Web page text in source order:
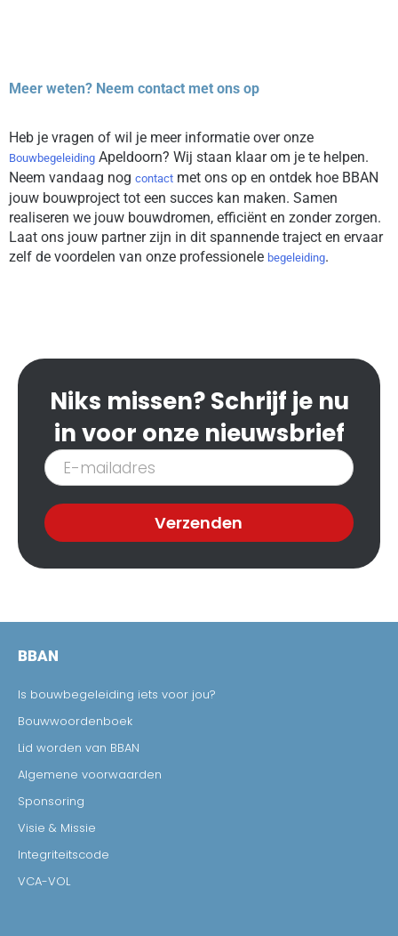
Meer weten? Neem contact met ons op
Heb je vragen of wil je meer informatie over onze
Bouwbegeleiding Apeldoorn? Wij staan klaar om je te helpen.
Neem vandaag nog contact met ons op en ontdek hoe BBAN
jouw bouwproject tot een succes kan maken. Samen
realiseren we jouw bouwdromen, efficiënt en zonder zorgen.
Laat ons jouw partner zijn in dit spannende traject en ervaar
zelf de voordelen van onze professionele begeleiding.
Niks missen? Schrijf je nu
in voor onze nieuwsbrief
Inschrijven
nieuwsbrief
Verzenden
BBAN
Is bouwbegeleiding iets voor jou?
Bouwwoordenboek
Lid worden van BBAN
Algemene voorwaarden
Sponsoring
Visie & Missie
Integriteitscode
VCA-VOL